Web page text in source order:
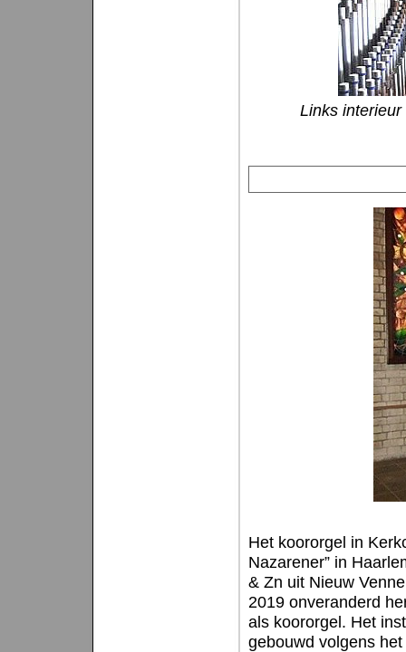
Links
Het koororgel in
Nazarener” in
& Zn uit Nieuw
2019 onveranderd
als koororgel. Het
gebouwd volgens